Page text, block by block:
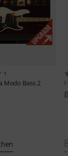
1
Modo Bass 2